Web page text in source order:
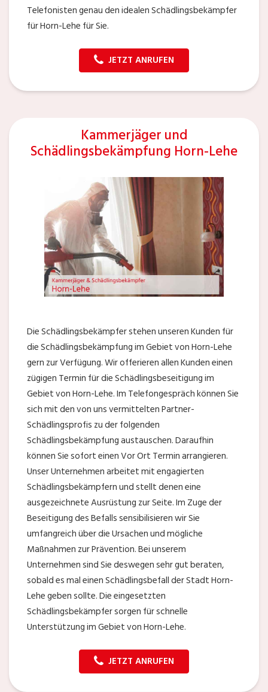
Telefonisten genau den idealen Schädlingsbekämpfer
für Horn-Lehe für Sie.
JETZT ANRUFEN
Kammerjäger und
Schädlingsbekämpfung Horn-Lehe
Die Schädlingsbekämpfer stehen unseren Kunden für
die Schädlingsbekämpfung im Gebiet von Horn-Lehe
gern zur Verfügung. Wir offerieren allen Kunden einen
zügigen Termin für die Schädlingsbeseitigung im
Gebiet von Horn-Lehe. Im Telefongespräch können Sie
sich mit den von uns vermittelten Partner-
Schädlingsprofis zu der folgenden
Schädlingsbekämpfung austauschen. Daraufhin
können Sie sofort einen Vor Ort Termin arrangieren.
Unser Unternehmen arbeitet mit engagierten
Schädlingsbekämpfern und stellt denen eine
ausgezeichnete Ausrüstung zur Seite. Im Zuge der
Beseitigung des Befalls sensibilisieren wir Sie
umfangreich über die Ursachen und mögliche
Maßnahmen zur Prävention. Bei unserem
Unternehmen sind Sie deswegen sehr gut beraten,
sobald es mal einen Schädlingsbefall der Stadt Horn-
Lehe geben sollte. Die eingesetzten
Schädlingsbekämpfer sorgen für schnelle
Unterstützung im Gebiet von Horn-Lehe.
JETZT ANRUFEN